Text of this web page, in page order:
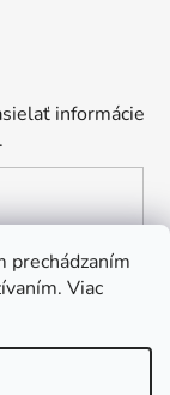
prechádzaním
Viac
informácie
ochrany